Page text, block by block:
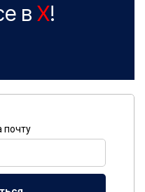
в X!